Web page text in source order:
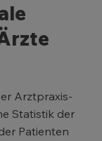
Arztpraxis-
Statistik der
Patienten